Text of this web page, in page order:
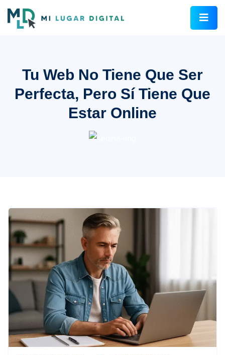
Tu Web No Tiene Que Ser
Perfecta, Pero Sí Tiene Que
Estar Online